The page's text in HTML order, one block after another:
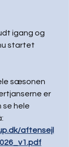
igang og
startet
sæsonen
er
se hele
aftensejl